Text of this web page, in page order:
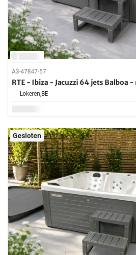
A3-47847-57
RTE - Ibiza - Jacuzzi 64 jets Balboa
Lokeren,BE
Gesloten